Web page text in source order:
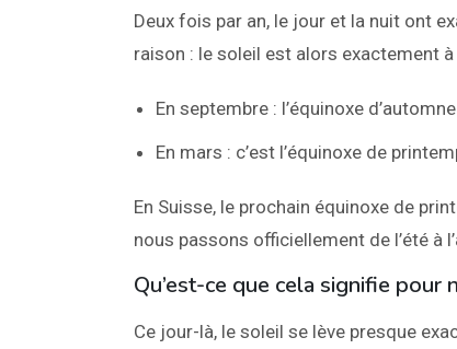
Deux fois par an, le jour et la nuit ont
raison : le soleil est alors exactement à
En septembre : l’équinoxe
En mars : c’est l’équinoxe de
En Suisse, le prochain équinoxe de
nous passons officiellement de l’été à
Qu’est-ce que cela signifie pour
Ce jour-là, le soleil se lève presque